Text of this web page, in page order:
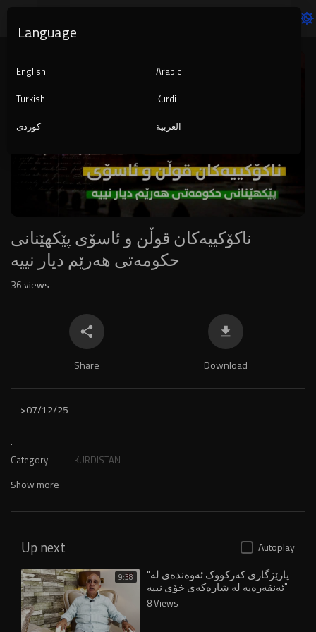
Player
auto
ناکۆکییەکان قوڵن و ئاسۆی پێکهێنانی
حکومەتی هەرێم دیار نییە
36views
Share Download
-->07/12/25
.
Category KURDISTAN
Show more
Up next Autoplay
9:38 "پارێزگاری کەرکووک ئەوەندەی لە
ئەنقەرەیە لە شارەکەی خۆی نییە"
8 Views
Language
English
Arabic
Turkish
Kurdi
کوردی
العربية